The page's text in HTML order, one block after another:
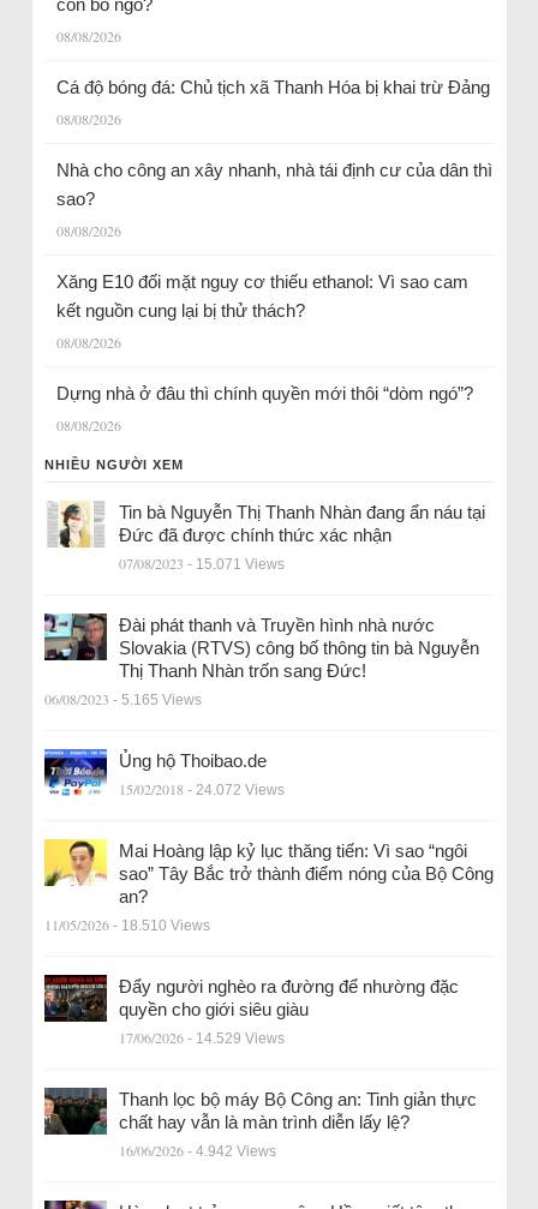
08/08/2026
Cá độ bóng đá: Chủ tịch xã Thanh Hóa bị khai trừ Đảng
08/08/2026
Nhà cho công an xây nhanh, nhà tái định cư của dân thì
sao?
08/08/2026
Xăng E10 đối mặt nguy cơ thiếu ethanol: Vì sao cam
kết nguồn cung lại bị thử thách?
08/08/2026
Dựng nhà ở đâu thì chính quyền mới thôi “dòm ngó”?
08/08/2026
NHIỀU NGƯỜI XEM
Tin bà Nguyễn Thị Thanh Nhàn đang ẩn náu tại
Đức đã được chính thức xác nhận
07/08/2023 - 15.071 Views
Đài phát thanh và Truyền hình nhà nước
Slovakia (RTVS) công bố thông tin bà Nguyễn
Thị Thanh Nhàn trốn sang Đức!
06/08/2023 - 5.165 Views
Ủng hộ Thoibao.de
15/02/2018 - 24.072 Views
Mai Hoàng lập kỷ lục thăng tiến: Vì sao “ngôi
sao” Tây Bắc trở thành điểm nóng của Bộ Công
an?
11/05/2026 - 18.510 Views
Đẩy người nghèo ra đường để nhường đặc
quyền cho giới siêu giàu
17/06/2026 - 14.529 Views
Thanh lọc bộ máy Bộ Công an: Tinh giản thực
chất hay vẫn là màn trình diễn lấy lệ?
16/06/2026 - 4.942 Views